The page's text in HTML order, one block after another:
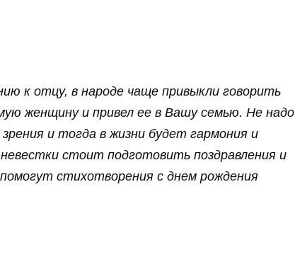
к отцу, в народе чаще привыкли говорить
женщину и привел ее в Вашу семью. Не надо
и тогда в жизни будет гармония и
стоит подготовить поздравления и
стихотворения с днем рождения